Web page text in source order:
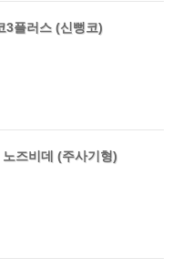
3플러스 (신뻥코)
즈비데 (주사기형)